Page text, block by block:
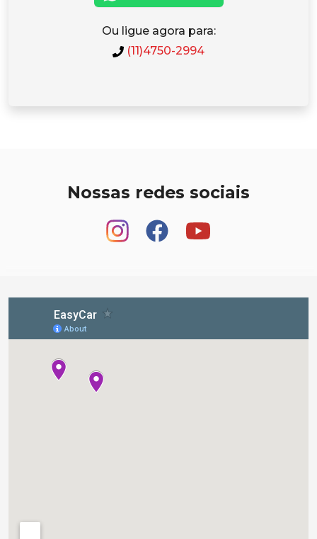
Ou ligue agora para:
(11)4750-2994
Nossas redes sociais